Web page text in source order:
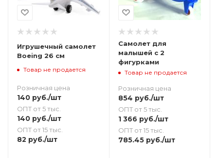
Игрушечный самолет
Boeing 26 см
Товар не продается
Розничная цена
140 руб./шт
ОПТ от 5 тыс.
140 руб./шт
ОПТ от 15 тыс.
82 руб./шт
Самолет для
малышей с 2
фигурками
Товар не продается
Розничная цена
854 руб./шт
ОПТ от 5 тыс.
1 366 руб./шт
ОПТ от 15 тыс.
785.45руб./шт